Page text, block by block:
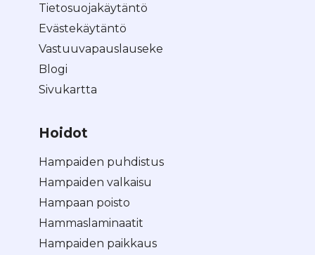
Tietosuojakäytäntö
Evästekäytäntö
Vastuuvapauslauseke
Blogi
Sivukartta
Hoidot
Hampaiden puhdistus
Hampaiden valkaisu
Hampaan poisto
Hammaslaminaatit
Hampaiden paikkaus